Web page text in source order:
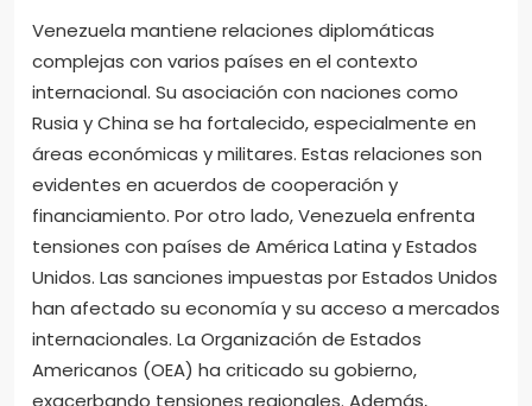
Venezuela mantiene relaciones diplomáticas
complejas con varios países en el contexto
internacional. Su asociación con naciones como
Rusia y China se ha fortalecido, especialmente en
áreas económicas y militares. Estas relaciones son
evidentes en acuerdos de cooperación y
financiamiento. Por otro lado, Venezuela enfrenta
tensiones con países de América Latina y Estados
Unidos. Las sanciones impuestas por Estados Unidos
han afectado su economía y su acceso a mercados
internacionales. La Organización de Estados
Americanos (OEA) ha criticado su gobierno,
exacerbando tensiones regionales. Además,